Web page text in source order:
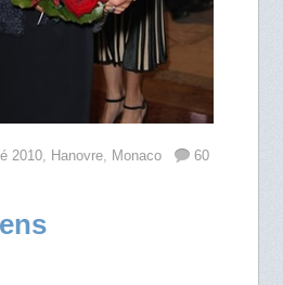
2010, Hanovre, Monaco
60